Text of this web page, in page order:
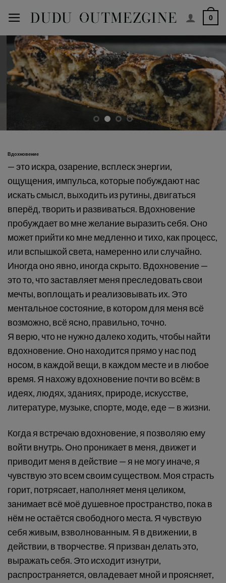
содержимому
0
Вдохновение
— это искра, озарение, всплеск энергии,
ощущения, импульса, которые побуждают нас
искать смысл, выходить из рутины, двигаться
вперёд, творить и развиваться. Вдохновение
пробуждает во мне желание выразить себя. Оно
может прийти ко мне медленно и тихо, как процесс,
или вспышкой света, намеренно или случайно.
Иногда оно явно, иногда скрыто. Вдохновение —
это то, что заставляет меня преследовать свои
мечты, воплощать и реализовывать их. Это
ментальное состояние, в котором для меня всё
возможно, всё ясно, правильно, точно.
Я верю, что не нужно далеко ходить, чтобы найти
вдохновение. Оно находится прямо у нас под
носом, в каждой вещи, в каждом месте и в любое
время. Я нахожу вдохновение почти во всём: в
идеях, людях, зданиях, природе, искусстве,
литературе, музыке, спорте, моде, еде — в жизни.
Когда я встречаю вдохновение, я позволяю ему
войти внутрь. Оно проникает в меня, движет и
приводит меня в действие — я не могу иначе, я
чувствую это всем своим существом. Моя страсть
горит, потрясает, наполняет меня целиком,
занимает всё моё душевное пространство, пока в
нём не остаётся свободного места. Я чувствую
себя живым, взволнованным. Я в движении, в
действии, в творчестве. Я призван делать это,
выражать себя. Это исходит изнутри,
распространяется, овладевает мной и проясняет,